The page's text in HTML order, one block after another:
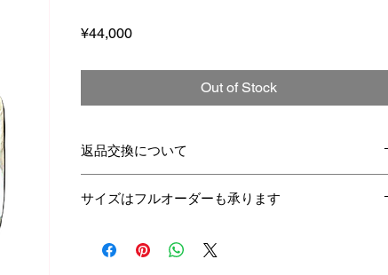
¥44,000Price
Out of Stock
返品交換について
たしかねます。
サイズはフルオーダーも承ります
客様が基本サイズの一部を変更するパターンオーダー、